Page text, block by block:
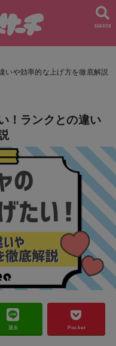
SEARCH
いや効率的な上げ方を徹底解説
！ランクとの違い
送る Pocket